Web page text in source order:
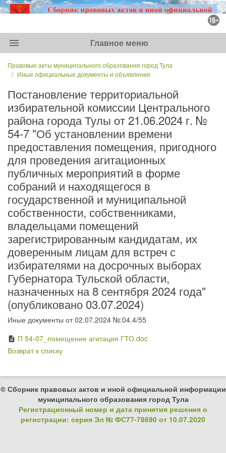
menu Главное меню
Правовые акты муниципального образования город Тула
Иные официальные документы и объявления
Постановление территориальной
избирательной комиссии Центрального
района города Тулы от 21.06.2024 г. №
54-7 "Об установлении времени
предоставления помещения, пригодного
для проведения агитационных
публичных мероприятий в форме
собраний и находящегося в
государственной и муниципальной
собственности, собственниками,
владельцами помещений
зарегистрированным кандидатам, их
доверенным лицам для встреч с
избирателями на досрочных выборах
Губернатора Тульской области,
назначенных на 8 сентября 2024 года"
(опубликовано 03.07.2024)
Иные документы от 02.07.2024 №:04.4/55
description П 54-07_помещение агитация ГТО.doc
Возврат к списку
© Сборник правовых актов и иной официальной информации
муниципального образования город Тула
Регистрационный номер и дата принятия решения о
регистрации: серия Эл № ФС77-78690 от 10.07.2020